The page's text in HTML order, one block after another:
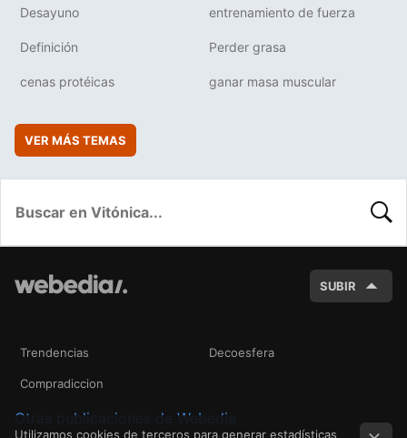
Desayuno entrenamiento de fuerza
Definición Perder grasa
cenas protéicas ganar masa muscular
VER MÁS TEMAS
SUBIR
Trendencias Decoesfera
Compradiccion
Otras publicaciones de Webedia
Utilizamos cookies de terceros para generar estadísticas